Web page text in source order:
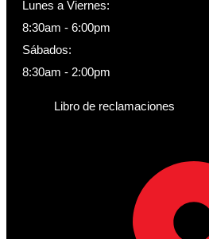
Lunes a Viernes:
8:30am - 6:00pm
Sábados:
8:30am - 2:00pm
Libro de reclamaciones